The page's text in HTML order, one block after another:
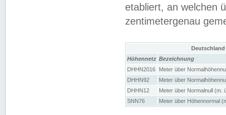
etabliert, an welchen
zentimetergenau
Höhennetz Bezeichnung
DHHN2016
Meter über
DHHN92
Meter über
DHHN12
Meter über Normalnull (m.
SNN76
Meter über Höhennormal